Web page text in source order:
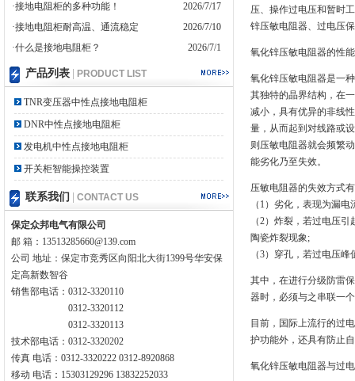
·接地电阻柜的多种功能！
2026/7/17
·接地电阻柜耐高温、通流稳定
2026/7/10
·什么是接地电阻柜？
2026/7/1
产品列表 PRODUCT LIST
TNR变压器中性点接地电阻柜
DNR中性点接地电阻柜
发电机中性点接地电阻柜
开关柜智能操控装置
联系我们 CONTACT US
保定众邦电气有限公司
邮 箱：13513285660@139.com
公司 地址：保定市竞秀区向阳北大街1399号华安保
定高新数智谷
销售部电话：0312-3320110
0312-3320112
0312-3320113
技术部电话：0312-3320202
传真 电话：0312-3320222 0312-8920868
移动 电话：15303129296 13832252033
压、操作过电压和暂时
锌压敏电阻器、过电压
氧化锌压敏电阻器的性能
氧化锌压敏电阻器是一
其独特的晶界结构，在
减小，具有优异的非线
量，从而起到对线路或
则压敏电阻器就会频繁
能劣化乃至失效。
压敏电阻器的失效方式
（1）劣化，表现为漏
（2）炸裂，若过电压
陶瓷炸裂现象;
（3）穿孔，若过电压
其中，在进行分级防雷
器时，必须与之串联一
目前，国际上流行的过
护功能外，还具有防止
氧化锌压敏电阻器与过